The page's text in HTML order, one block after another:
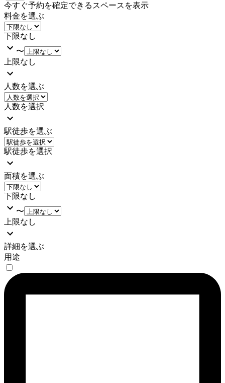
今すぐ予約を確定できるスペースを表示
料金を選ぶ
下限なし
〜
上限なし
人数を選ぶ
人数を選択
駅徒歩を選ぶ
駅徒歩を選択
面積を選ぶ
下限なし
〜
上限なし
詳細を選ぶ
用途